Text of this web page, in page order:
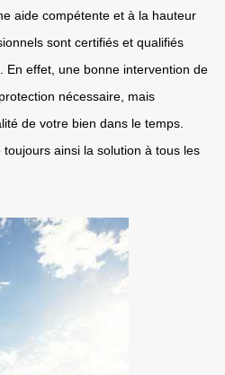
aide compétente et à la hauteur
sont certifiés et qualifiés
En effet, une bonne intervention de
nécessaire, mais
de votre bien dans le temps.
ainsi la solution à tous les